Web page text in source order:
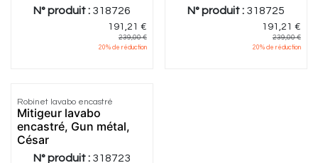
N° produit : 318726
191,21 €
239,00€
20% de réduction
N° produit : 318725
191,21 €
239,00€
20% de réduction
Robinet lavabo encastré
Mitigeur lavabo
encastré, Gun métal,
César
N° produit : 318723